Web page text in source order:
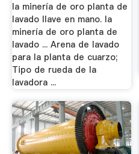
la minería de oro planta de
lavado llave en mano. la
minería de oro planta de
lavado ... Arena de lavado
para la planta de cuarzo;
Tipo de rueda de la
lavadora ...